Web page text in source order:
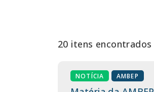
20 itens encontrados
NOTÍCIA AMBEP